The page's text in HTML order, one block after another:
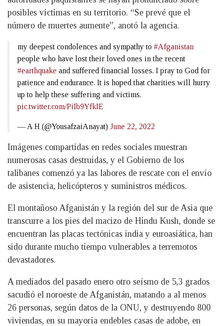
posibles víctimas en su territorio. “Se prevé que el
número de muertes aumente”, anotó la agencia.
my deepest condolences and sympathy to #Afganistan
people who have lost their loved ones in the recent
#earthquake and suffered financial losses. I pray to God for
patience and endurance. It is hoped that charities will hurry
up to help these suffering and victims.
pic.twitter.com/PiIb9YfkIE
— A H (@YousafzaiAnayat) June 22, 2022
Imágenes compartidas en redes sociales muestran
numerosas casas destruidas, y el Gobierno de los
talibanes comenzó ya las labores de rescate con el envío
de asistencia, helicópteros y suministros médicos.
El montañoso Afganistán y la región del sur de Asia que
transcurre a los pies del macizo de Hindu Kush, donde se
encuentran las placas tectónicas india y euroasiática, han
sido durante mucho tiempo vulnerables a terremotos
devastadores.
A mediados del pasado enero otro seísmo de 5,3 grados
sacudió el noroeste de Afganistán, matando a al menos
26 personas, según datos de la ONU, y destruyendo 800
viviendas, en su mayoría endebles casas de adobe, en